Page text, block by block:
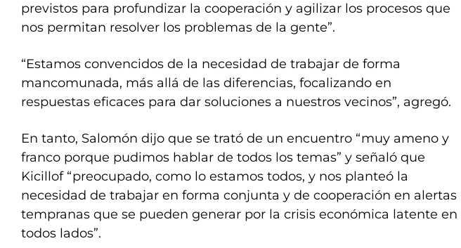
previstos para profundizar la cooperación y agilizar los procesos que
nos permitan resolver los problemas de la gente”.
“Estamos convencidos de la necesidad de trabajar de forma
mancomunada, más allá de las diferencias, focalizando en
respuestas eficaces para dar soluciones a nuestros vecinos”, agregó.
En tanto, Salomón dijo que se trató de un encuentro “muy ameno y
franco porque pudimos hablar de todos los temas” y señaló que
Kicillof “preocupado, como lo estamos todos, y nos planteó la
necesidad de trabajar en forma conjunta y de cooperación en alertas
tempranas que se pueden generar por la crisis económica latente en
todos lados”.